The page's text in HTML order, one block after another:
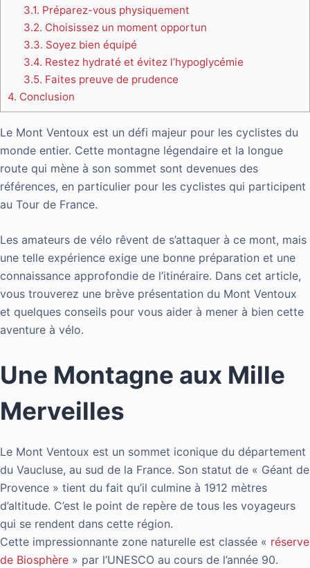
3.1. Préparez-vous physiquement
3.2. Choisissez un moment opportun
3.3. Soyez bien équipé
3.4. Restez hydraté et évitez l’hypoglycémie
3.5. Faites preuve de prudence
4. Conclusion
Le Mont Ventoux est un défi majeur pour les cyclistes du
monde entier. Cette montagne légendaire et la longue
route qui mène à son sommet sont devenues des
références, en particulier pour les cyclistes qui participent
au Tour de France.
Les amateurs de vélo rêvent de s’attaquer à ce mont, mais
une telle expérience exige une bonne préparation et une
connaissance approfondie de l’itinéraire. Dans cet article,
vous trouverez une brève présentation du Mont Ventoux
et quelques conseils pour vous aider à mener à bien cette
aventure à vélo.
Une Montagne aux Mille
Merveilles
Le Mont Ventoux est un sommet iconique du département
du Vaucluse, au sud de la France. Son statut de « Géant de
Provence » tient du fait qu’il culmine à 1912 mètres
d’altitude. C’est le point de repère de tous les voyageurs
qui se rendent dans cette région.
Cette impressionnante zone naturelle est classée « réserve
de Biosphère » par l’UNESCO au cours de l’année 90.